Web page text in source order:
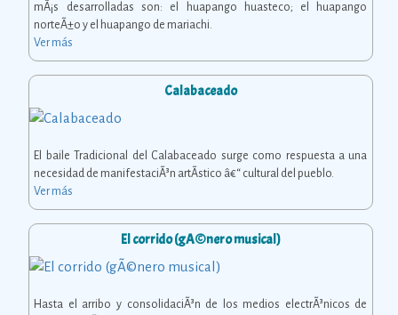
mÃ¡s desarrolladas son: el huapango huasteco; el huapango
norteÃ±o y el huapango de mariachi.
Ver más
Calabaceado
El baile Tradicional del Calabaceado surge como respuesta a una
necesidad de manifestaciÃ³n artÃ­stico â€“ cultural del pueblo.
Ver más
El corrido (gÃ©nero musical)
Hasta el arribo y consolidaciÃ³n de los medios electrÃ³nicos de